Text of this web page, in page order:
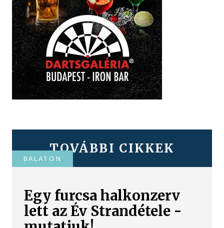
TOVÁBBI CIKKEK
BALATON
Egy furcsa halkonzerv
lett az Év Strandétele -